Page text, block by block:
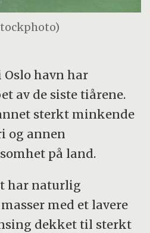
havn har
av de siste tiårene.
sterkt minkende
og annen
på land.
har naturlig
med et lavere
dekket til sterkt